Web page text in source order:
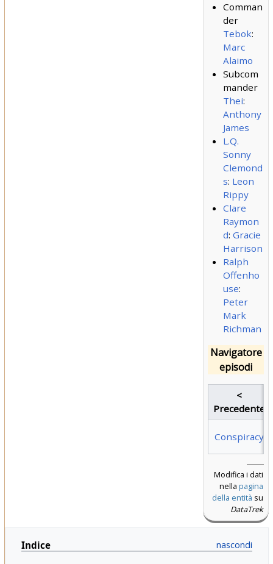
Comman
der
Tebok:
Marc
Alaimo
Subcom
mander
Thei:
Anthony
James
L.Q.
Sonny
Clemond
s: Leon
Rippy
Clare
Raymon
d: Gracie
Harrison
Ralph
Offenho
use:
Peter
Mark
Richman
Navigatore
episodi
<
Precedente
Conspiracy
Modifica i dati
nella pagina
della entità su
DataTrek
Indice